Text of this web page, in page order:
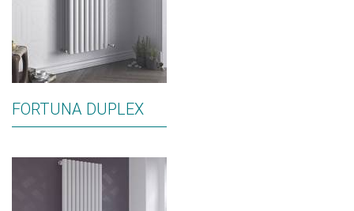
FORTUNA DUPLEX